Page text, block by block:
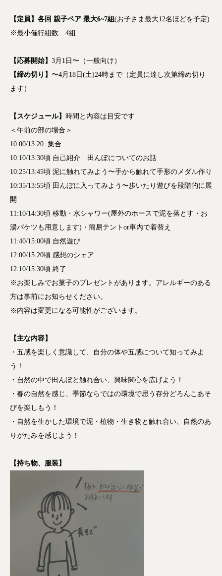
【定員】各回 親子ペア 最大6~7組 (お子さま最大12名ほどを予定)
※最小催行組数 4組
【応募開始】 3月1日〜（一般向け）
【締め切り】 〜4月18日(土)24時まで（定員に達し次第締め切り
ます）
【スケジュール】 時間と内容は目安です
＜午前の部の場合＞
10:00/13:20 集合
10:10/13:30頃 自己紹介 田んぼについてのお話
10:25/13:45頃 泥に触れてみよう〜手から触れて手形のメダル作り
10:35/13:55頃 田んぼに入ってみよう〜歩いたり遊びを段階的に展
開
11:10/14:30頃 移動・水シャワー(屋外のホースで泥を落とす・お
湯バケツも用意します)・簡易テントor車内で着替え
11:40/15:00頃 自然遊び
12:00/15:20頃 感想のシェア
12:10/15:30頃 終了
※お楽しみでお菓子のプレゼントがあります。アレルギーのある
方は事前にお知らせください。
※内容は変更になる可能性がございます。
【主な内容】
・五感を楽しく意識して、自分の体や五感について知ってみよ
う！
・自然の中で田んぼと触れ合い、興味関心を広げよう！
・春の自然を感じ、季節ならではの環境で思う存分どろんこあそ
びを楽しもう！
・自然を生かした環境で泥・植物・生き物と触れ合い、自然のあ
りがたみを感じよう！
【持ち物、服装】